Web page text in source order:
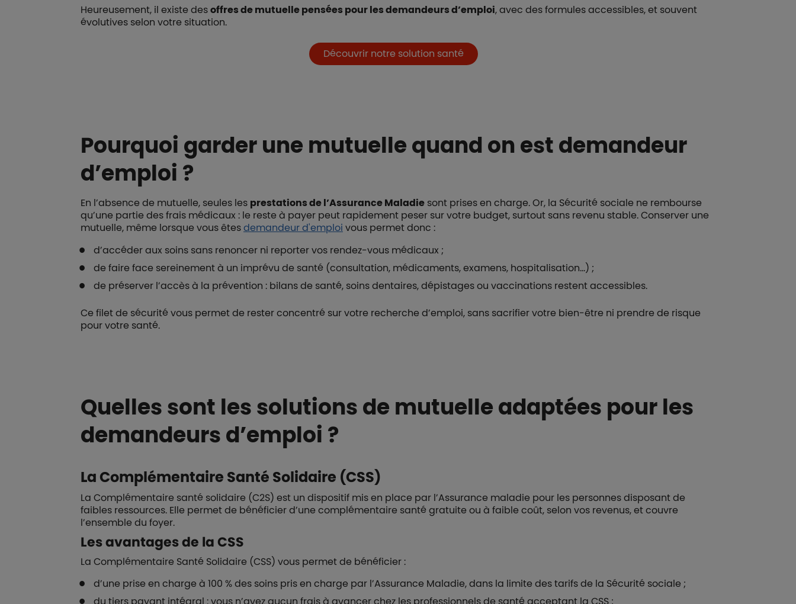
Heureusement, il existe desoffres de mutuelle pensées pour les demandeurs d’emploi, avec des formules accessibles, et souvent
évolutives selon votre situation.
Découvrir notre solution santé
Pourquoi garder une mutuelle quand on est demandeur
d’emploi ?
En l’absence de mutuelle, seules les prestations de l’Assurance Maladie sont prises en charge. Or, la Sécurité sociale ne rembourse
qu’une partie des frais médicaux : le reste à payer peut rapidement peser sur votre budget, surtout sans revenu stable. Conserver une
mutuelle, même lorsque vous êtesdemandeur d'emploi vous permet donc :
d’accéder aux soins sans renoncer ni reporter vos rendez-vous médicaux ;
de faire face sereinement à un imprévu de santé (consultation, médicaments, examens, hospitalisation…) ;
de préserver l’accès à la prévention : bilans de santé, soins dentaires, dépistages ou vaccinations restent accessibles.
Ce filet de sécurité vous permet de rester concentré sur votre recherche d’emploi, sans sacrifier votre bien-être ni prendre de risque
pour votre santé.
Quelles sont les solutions de mutuelle adaptées pour les
demandeurs d’emploi ?
La Complémentaire Santé Solidaire (CSS)
La Complémentaire santé solidaire (C2S) est un dispositif mis en place par l’Assurance maladie pour les personnes disposant de
faibles ressources. Elle permet de bénéficier d’une complémentaire santé gratuite ou à faible coût, selon vos revenus, et couvre
l’ensemble du foyer.
Les avantages de la CSS
La Complémentaire Santé Solidaire (CSS) vous permet de bénéficier :
d’une prise en charge à 100 % des soins pris en charge par l’Assurance Maladie, dans la limite des tarifs de la Sécurité sociale ;